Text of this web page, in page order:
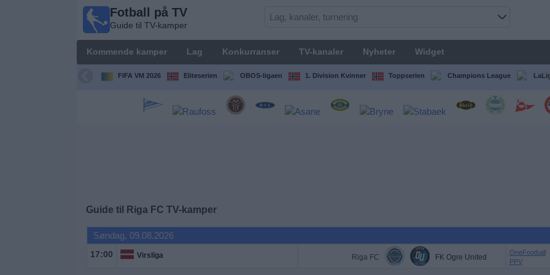
Fotball på TV
Guide til TV-kamper
Kommende kamper Lag Konkurranser TV-kanaler Nyheter Widget
FIFA VM 2026 Eliteserien OBOS-ligaen 1. Division Kvinner Toppserien Champions League
Guide til Riga FC TV-kamper
Søndag, 09.08.2026
17:00 Virslīga Riga FC FK Ogre United
OneFootball
PPV